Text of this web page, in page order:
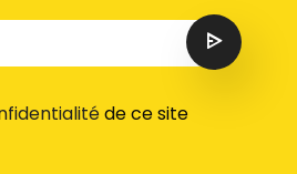
de ce site